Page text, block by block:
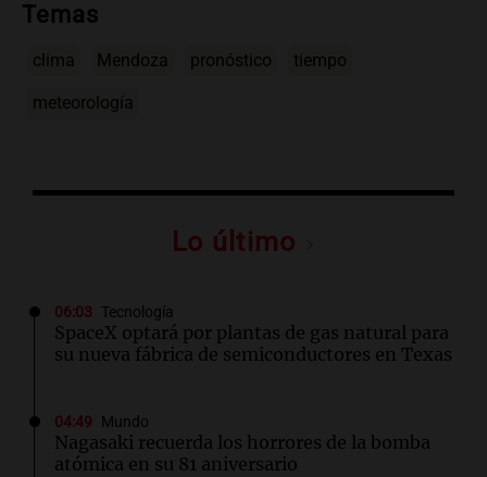
Temas
clima Mendoza pronóstico tiempo
meteorología
Lo último
06:03 Tecnología
SpaceX optará por plantas de gas natural para
su nueva fábrica de semiconductores en Texas
04:49 Mundo
Nagasaki recuerda los horrores de la bomba
atómica en su 81 aniversario